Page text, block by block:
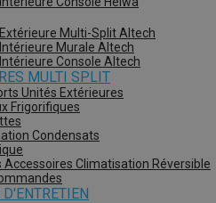
Multi-Split Altech
Murale Altech
Console Altech
MULTI SPLIT
Unités Extérieures
Frigorifiques
Condensats
Accessoires Climatisation Réversible